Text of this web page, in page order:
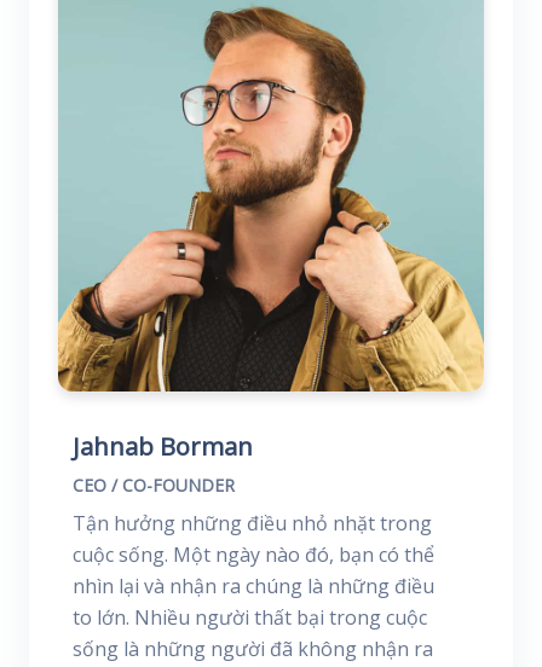
Jahnab Borman
CEO / CO-FOUNDER
Tận hưởng những điều nhỏ nhặt trong
cuộc sống. Một ngày nào đó, bạn có thể
nhìn lại và nhận ra chúng là những điều
to lớn. Nhiều người thất bại trong cuộc
sống là những người đã không nhận ra